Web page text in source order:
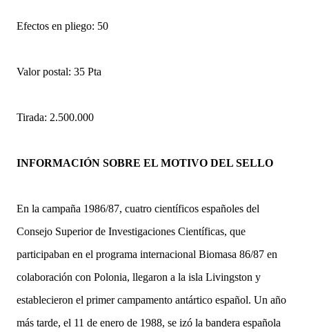
Efectos en pliego: 50
Valor postal: 35 Pta
Tirada: 2.500.000
INFORMACIÓN SOBRE EL MOTIVO DEL SELLO
En la campaña 1986/87, cuatro científicos españoles del
Consejo Superior de Investigaciones Científicas, que
participaban en el programa internacional Biomasa 86/87 en
colaboración con Polonia, llegaron a la isla Livingston y
establecieron el primer campamento antártico español. Un año
más tarde, el 11 de enero de 1988, se izó la bandera española